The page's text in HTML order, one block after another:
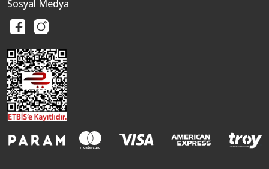
Sosyal Medya